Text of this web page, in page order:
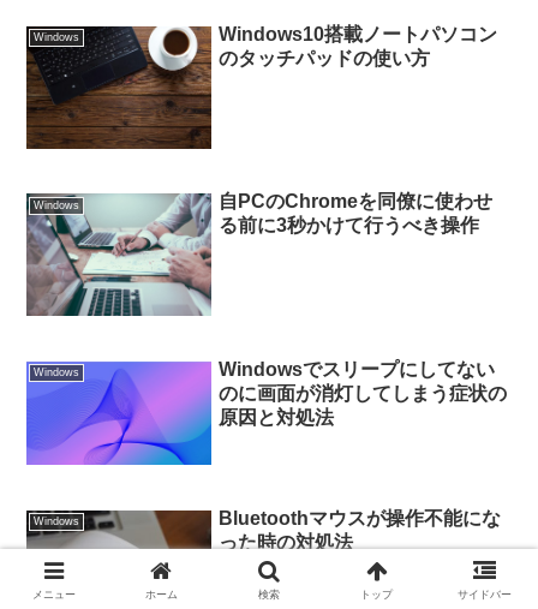
Windows
Windows10搭載ノートパソコン
のタッチパッドの使い方
Windows
自PCのChromeを同僚に使わせ
る前に3秒かけて行うべき操作
Windows
Windowsでスリープにしてない
のに画面が消灯してしまう症状の
原因と対処法
Windows
Bluetoothマウスが操作不能にな
った時の対処法
メニュー ホーム 検索 トップ サイドバー